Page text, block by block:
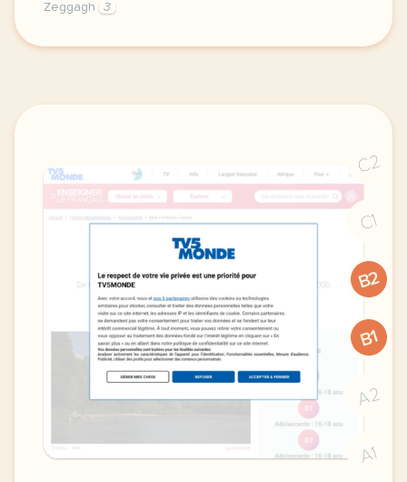
Zeggagh
3
le respect de votre vie privee est une priorite
C2
C1
B2
B1
A2
A1